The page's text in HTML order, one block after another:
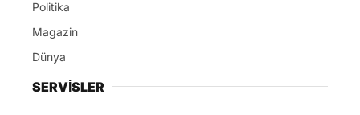
Politika
Magazin
Dünya
SERVİSLER